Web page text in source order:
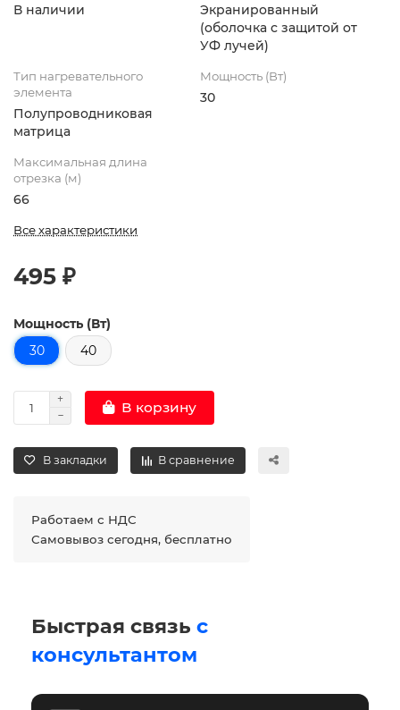
В наличии
Экранированный
(оболочка с защитой от
УФ лучей)
Тип нагревательного
элемента
Полупроводниковая
матрица
Мощность (Вт)
30
Максимальная длина
отрезка (м)
66
Все характеристики
495 ₽
Мощность (Вт)
30
40
В корзину
В закладки В сравнение
Работаем с НДС
Самовывоз сегодня, бесплатно
Быстрая связь с
консультантом